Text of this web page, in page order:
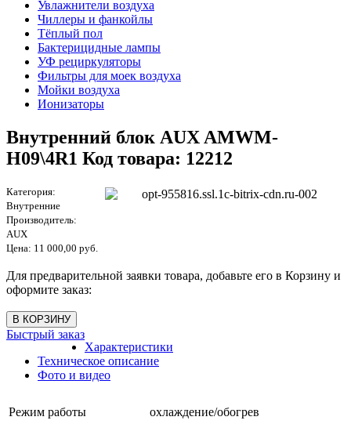
Увлажнители воздуха
Чиллеры и фанкойлы
Тёплый пол
Бактерицидные лампы
УФ рециркуляторы
Фильтры для моек воздуха
Мойки воздуха
Ионизаторы
Внутренний блок AUX AMWM-
H09\4R1 Код товара: 12212
Категория:
Внутренние
Производитель:
AUX
Цена: 11 000,00 руб.
Для предварительной заявки товара, добавьте его в Корзину и
оформите заказ:
Быстрый заказ
Характеристики
Техническое описание
Фото и видео
Режим работы
охлаждение/обогрев